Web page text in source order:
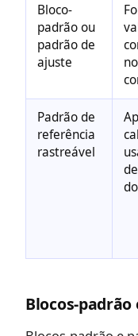
Bloco-
padrão ou
padrão de
ajuste
Padrão de
referência
rastreável
Blocos-